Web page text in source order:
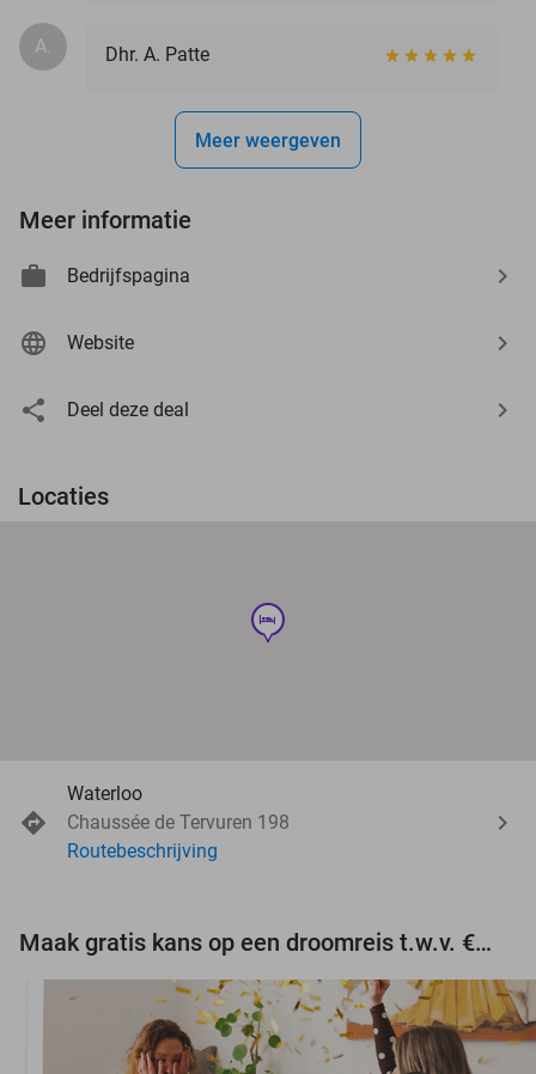
A. Dhr. A. Patte
Meer weergeven
Meer informatie
Bedrijfspagina
Website
Deel deze deal
Locaties
hotel
Waterloo
Chaussée de Tervuren 198
Routebeschrijving
Maak gratis kans op een droomreis t.w.v. €3.000!